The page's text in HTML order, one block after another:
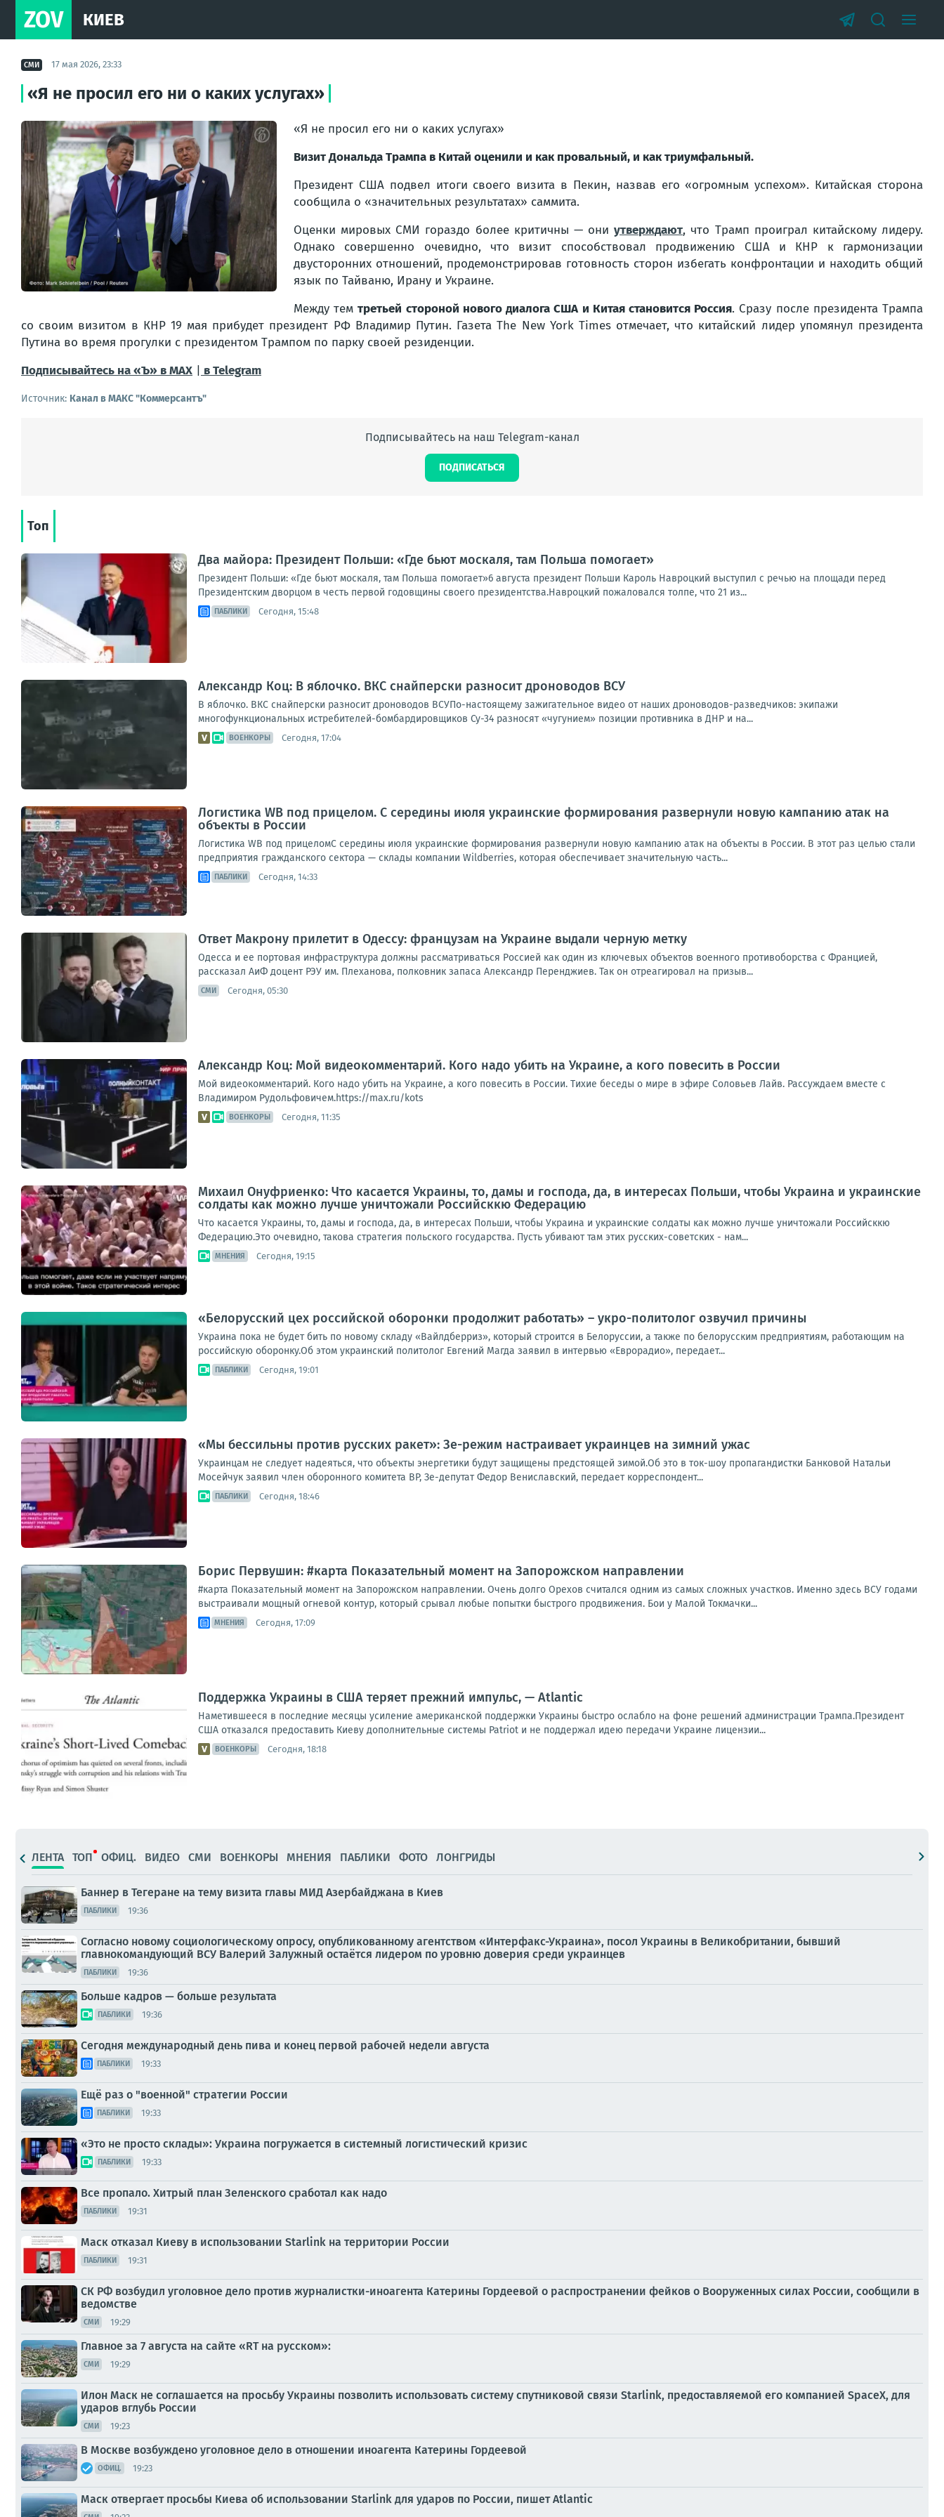
ZOV КИЕВ
СМИ 17 мая 2026, 23:33
«Я не просил его ни о каких услугах»
«Я не просил его ни о каких услугах»
Визит Дональда Трампа в Китай оценили и как провальный, и как триумфальный.
Президент США подвел итоги своего визита в Пекин, назвав его «огромным успехом». Китайская сторона
сообщила о «значительных результатах» саммита.
Оценки мировых СМИ гораздо более критичны — ониутверждают, что Трамп проиграл китайскому лидеру.
Однако совершенно очевидно, что визит способствовал продвижению США и КНР к гармонизации
двусторонних отношений, продемонстрировав готовность сторон избегать конфронтации и находить общий
язык по Тайваню, Ирану и Украине.
Между темтретьей стороной нового диалога США и Китая становится Россия. Сразу после президента Трампа
со своим визитом в КНР 19 мая прибудет президент РФ Владимир Путин. Газета The New York Times отмечает, что китайский лидер упомянул президента
Путина во время прогулки с президентом Трампом по парку своей резиденции.
Подписывайтесь на «Ъ» в MAX
в Telegram
Источник: Канал в МАКС "Коммерсантъ"
Подписывайтесь на наш Telegram-канал
ПОДПИСАТЬСЯ
Топ
Два майора: Президент Польши: «Где бьют москаля, там Польша помогает»
Президент Польши: «Где бьют москаля, там Польша помогает»6 августа президент Польши Кароль Навроцкий выступил с речью на площади перед
Президентским дворцом в честь первой годовщины своего президентства.Навроцкий пожаловался толпе, что 21 из...
ПАБЛИКИ Сегодня, 15:48
Александр Коц: В яблочко. ВКС снайперски разносит дроноводов ВСУ
В яблочко. ВКС снайперски разносит дроноводов ВСУПо-настоящему зажигательное видео от наших дроноводов-разведчиков: экипажи
многофункциональных истребителей-бомбардировщиков Су-34 разносят «чугунием» позиции противника в ДНР и на...
ВОЕНКОРЫ Сегодня, 17:04
Логистика WB под прицелом. С середины июля украинские формирования развернули новую кампанию атак на
объекты в России
Логистика WB под прицеломС середины июля украинские формирования развернули новую кампанию атак на объекты в России. В этот раз целью стали
предприятия гражданского сектора — склады компании Wildberries, которая обеспечивает значительную часть...
ПАБЛИКИ Сегодня, 14:33
Ответ Макрону прилетит в Одессу: французам на Украине выдали черную метку
Одесса и ее портовая инфраструктура должны рассматриваться Россией как один из ключевых объектов военного противоборства с Францией,
рассказал АиФ доцент РЭУ им. Плеханова, полковник запаса Александр Перенджиев. Так он отреагировал на призыв...
СМИ Сегодня, 05:30
Александр Коц: Мой видеокомментарий. Кого надо убить на Украине, а кого повесить в России
Мой видеокомментарий. Кого надо убить на Украине, а кого повесить в России. Тихие беседы о мире в эфире Соловьев Лайв. Рассуждаем вместе с
Владимиром Рудольфовичем.https://max.ru/kots
ВОЕНКОРЫ Сегодня, 11:35
Михаил Онуфриенко: Что касается Украины, то, дамы и господа, да, в интересах Польши, чтобы Украина и украинские
солдаты как можно лучше уничтожали Российсккю Федерацию
Что касается Украины, то, дамы и господа, да, в интересах Польши, чтобы Украина и украинские солдаты как можно лучше уничтожали Российсккю
Федерацию.Это очевидно, такова стратегия польского государства. Пусть убивают там этих русских-советских - нам...
МНЕНИЯ Сегодня, 19:15
«Белорусский цех российской оборонки продолжит работать» – укро-политолог озвучил причины
Украина пока не будет бить по новому складу «Вайлдберриз», который строится в Белоруссии, а также по белорусским предприятиям, работающим на
российскую оборонку.Об этом украинский политолог Евгений Магда заявил в интервью «Еврорадио», передает...
ПАБЛИКИ Сегодня, 19:01
«Мы бессильны против русских ракет»: Зе-режим настраивает украинцев на зимний ужас
Украинцам не следует надеяться, что объекты энергетики будут защищены предстоящей зимой.Об это в ток-шоу пропагандистки Банковой Натальи
Мосейчук заявил член оборонного комитета ВР, Зе-депутат Федор Вениславский, передает корреспондент...
ПАБЛИКИ Сегодня, 18:46
Борис Первушин: #карта Показательный момент на Запорожском направлении
#карта Показательный момент на Запорожском направлении. Очень долго Орехов считался одним из самых сложных участков. Именно здесь ВСУ годами
выстраивали мощный огневой контур, который срывал любые попытки быстрого продвижения. Бои у Малой Токмачки...
МНЕНИЯ Сегодня, 17:09
Поддержка Украины в США теряет прежний импульс, — Atlantic
Наметившееся в последние месяцы усиление американской поддержки Украины быстро ослабло на фоне решений администрации Трампа.Президент
США отказался предоставить Киеву дополнительные системы Patriot и не поддержал идею передачи Украине лицензии...
ВОЕНКОРЫ Сегодня, 18:18
ЛЕНТА ТОП ОФИЦ. ВИДЕО СМИ ВОЕНКОРЫ МНЕНИЯ ПАБЛИКИ ФОТО ЛОНГРИДЫ
Баннер в Тегеране на тему визита главы МИД Азербайджана в Киев
ПАБЛИКИ 19:36
Согласно новому социологическому опросу, опубликованному агентством «Интерфакс-Украина», посол Украины в Великобритании, бывший
главнокомандующий ВСУ Валерий Залужный остаётся лидером по уровню доверия среди украинцев
ПАБЛИКИ 19:36
Больше кадров — больше результата
ПАБЛИКИ 19:36
Сегодня международный день пива и конец первой рабочей недели августа
ПАБЛИКИ 19:33
Ещё раз о "военной" стратегии России
ПАБЛИКИ 19:33
«Это не просто склады»: Украина погружается в системный логистический кризис
ПАБЛИКИ 19:33
Все пропало. Хитрый план Зеленского сработал как надо
ПАБЛИКИ 19:31
Маск отказал Киеву в использовании Starlink на территории России
ПАБЛИКИ 19:31
СК РФ возбудил уголовное дело против журналистки-иноагента Катерины Гордеевой о распространении фейков о Вооруженных силах России, сообщили в
ведомстве
СМИ 19:29
Главное за 7 августа на сайте «RT на русском»:
СМИ 19:29
Илон Маск не соглашается на просьбу Украины позволить использовать систему спутниковой связи Starlink, предоставляемой его компанией SpaceX, для
ударов вглубь России
СМИ 19:23
В Москве возбуждено уголовное дело в отношении иноагента Катерины Гордеевой
ОФИЦ. 19:23
Маск отвергает просьбы Киева об использовании Starlink для ударов по России, пишет Atlantic